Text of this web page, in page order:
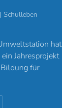
Schulleben
hat
Jahresprojekt
für